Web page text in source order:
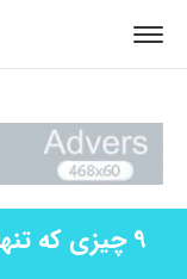
9 چیزی که